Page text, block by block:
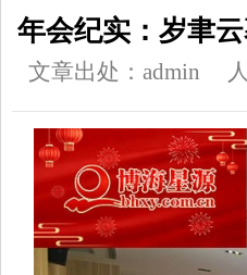
年会纪实：岁聿
文章出处：admin